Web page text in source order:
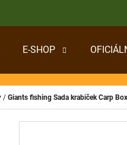
E-SHOP
/ Giants fishing Sada krabiček Carp